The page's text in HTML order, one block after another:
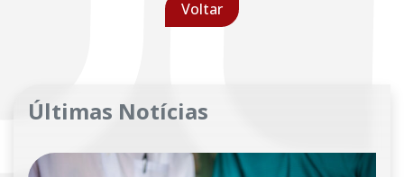
Voltar
Últimas Notícias